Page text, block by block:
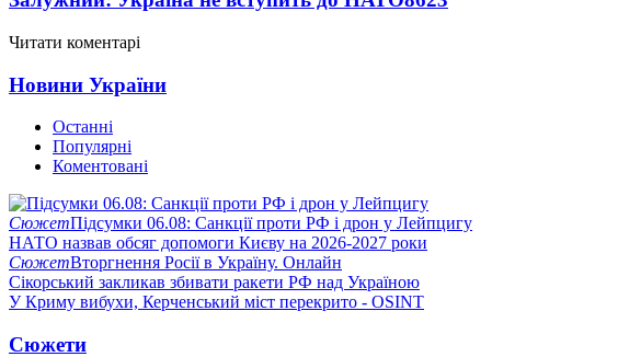
Читати коментарі
Новини України
Останні
Популярні
Коментовані
СюжетПідсумки 06.08: Санкції проти РФ і дрон у Лейпцигу
НАТО назвав обсяг допомоги Києву на 2026-2027 роки
СюжетВторгнення Росії в Україну. Онлайн
Сікорський закликав збивати ракети РФ над Україною
У Криму вибухи, Керченський міст перекрито - OSINT
Сюжети